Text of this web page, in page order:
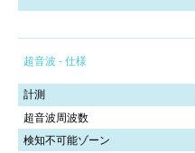
超音波 - 仕様
計測
超音波周波数
検知不可能ゾーン